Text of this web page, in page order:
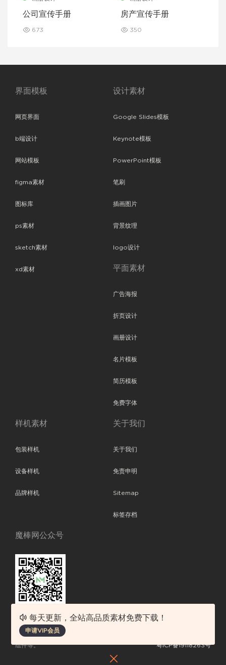
公司宣传手册
673
房产宣传手册
350
界面模板
网页界面
b端设计
网站模板
figma素材
图标库
ps素材
sketch素材
xd素材
设计素材
Google Slides模板
Keynote模板
PowerPoint模板
笔刷
插画图片
背景纹理
logo设计
平面素材
广告海报
折页设计
画册设计
名片模板
简历模板
免费字体
样机素材
包装样机
设备样机
品牌样机
关于我们
关于我们
免责申明
Sitemap
标签存档
魔棒网公众号
魔棒网提供优质设计模板下载，分享优秀的设计。素材包含了APP设计、
平面素材、ppt模板、网页设计、前端代码、样机素材、插画图片、附加
组件等。
粤ICP备19118263号
每天更新，全站高品质素材免费下载！
申请VIP会员